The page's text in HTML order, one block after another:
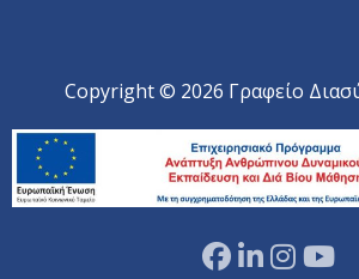
Copyright © 2026 Γραφείο